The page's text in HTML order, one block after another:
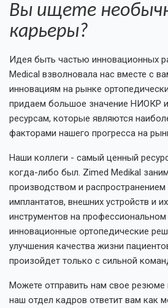
Домашняя
Продукты
Вы ищете
карьеры?
Идея быть частью инновационных
Medical взволновала нас вместе с
инновациям на рынке
придаем большое значение НИОКР
ресурсам, которые являются
факторами нашего прогресса на
Наши коллеги - самый ценный
когда-либо был. Zimed Medikal
производством и
имплантатов, внешних устройств и
инструментов на
инновационные ортопедические
улучшения качества жизни
произойдет только с сильной
Можете отправить нам свое резюме
наш отдел кадров ответит вам как